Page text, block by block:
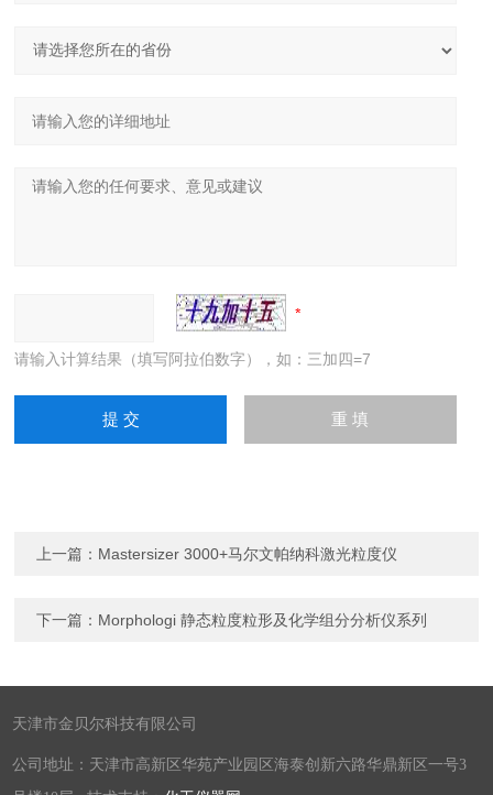
请输入计算结果（填写阿拉伯数字），如：三加四=7
上一篇： Mastersizer 3000+马尔文帕纳科激光粒度仪
下一篇： Morphologi 静态粒度粒形及化学组分分析仪系列
天津市金贝尔科技有限公司
公司地址：天津市高新区华苑产业园区海泰创新六路华鼎新区一号3